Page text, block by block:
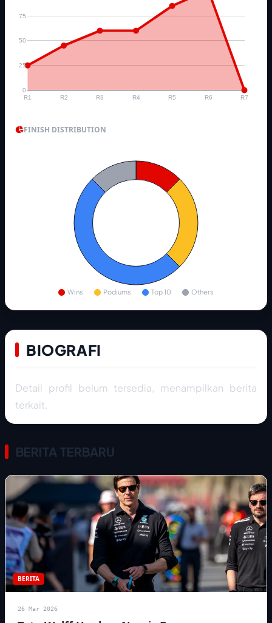
R1 R2 R3 R4 R5 R6 R7
0
25
50
75
FINISH DISTRIBUTION
Wins Podiums Top 10 Others
BIOGRAFI
Detail profil belum tersedia, menampilkan berita
terkait.
BERITA TERBARU
BERITA
26 Mar 2026